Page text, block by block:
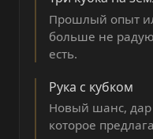
Прошлый опыт
больше не
есть.
Рука с кубком
Новый шанс, дар
которое